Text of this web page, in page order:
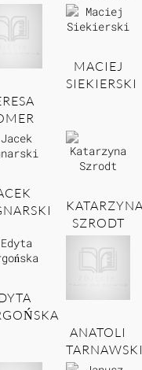
MACIEJ
SIEKIERSKI
SZRODT
ANATOLI